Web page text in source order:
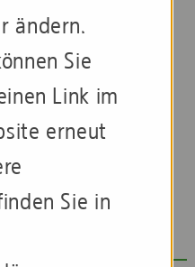
offic totatat
der
ändern.
Sie
Link im
erneut
Sie in